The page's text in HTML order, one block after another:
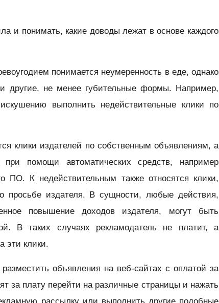
и понимать, какие доводы лежат в основе каждого
понимается неумеренность в еде, однако
другие, не менее губительные формы. Например,
выполнить недействительные клики по
клики издателей по собственным объявлениям, а
помощи автоматических средств, например
ПО. К недействительным также относятся клики,
просьбе издателя. В сущности, любые действия,
повышение доходов издателя, могут быть
В таких случаях рекламодатель не платит, а
эти клики.
объявления на веб-сайтах с оплатой за
за плату перейти на различные страницы и нажать